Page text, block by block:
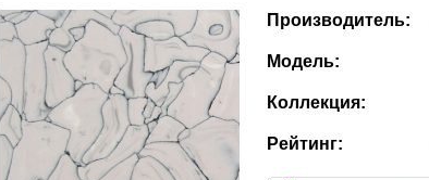
Производитель:
Модель:
Коллекция:
Рейтинг: